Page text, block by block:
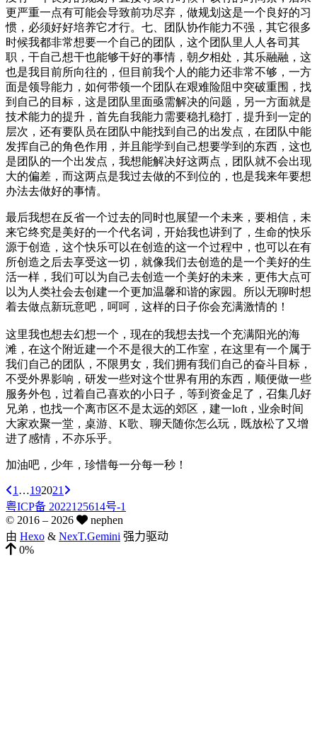
更严重一点有可能会导致前功尽弃，做规划这是一个良好的习
惯，必须好好培养它才行。七、团队协作能力不强，其它很多
时候我都非常想要一个自己的团队，这个团队里人人各司其
职，干自己想干也能够干好的事情，朝夕相处，其乐融融，这
也是我目前所向往的，但目前我个人的能力还非常不够，一方
面是领导能力，如何带领一个团队在艰难险阻中突破重围，找
到自己的目标，这是团队里面亟需解决的问题，另一方面就是
技术能力的提升，首先自我能力需要稳扎稳打，提升到一定的
层次，还有要队员在团队中能找到自己的出发点，在团队中能
发挥自己的角色作用，并且能学到自己想要学到的东西，这也
是团队的一个出发点，我想能解决好这两点，团队就不会出现
大的偏差，而这两点是我过去做的不到位的，也是我来年要想
办法去做好的事情。
最后我想在反省一个过去的同时也展望一个未来，要相信，未
来它终究是美好的一个代名词，开始我也讲到了，生命的快乐
源于创造，这个快乐可以在创造的这一个过程中，也可以在有
所创造之后去享受这一切，就像我们去创造的是一个美好的生
活一样，我们可以为自己去创造一个美好的未来，更伟大点可
以为人类社会去创建一个更加温馨和谐的家园。所以无聊时想
着去做点新玩意吧，呵呵，这样的日子你会充满激情的！
这里我也想去幻想一个，现在的我想去找一个充满阳光的海
滩，在这个附近建一个不是很大的工作室，在这里有一个属于
我们自己的团队，不限男女，我们拥有我们自己的奋斗目标，
不受外界影响，研发一些对这个世界有用的东西，顺便做一些
服务外包，过着自己喜欢的小日子，等到资金足了，召集几好
兄弟，也找一个离市区不是太远的郊区，建一loft，业余时间
大家欢聚一堂，桌游、K歌、聊天随你怎么玩，既放松了又增
进了感情，不亦乐乎。
加油吧，少年，珍惜每一分每一秒！
1 …192021
粤ICP备 2022125614号-1
© 2016 – 2026
nephen
由 Hexo & NexT.Gemini 强力驱动
0%